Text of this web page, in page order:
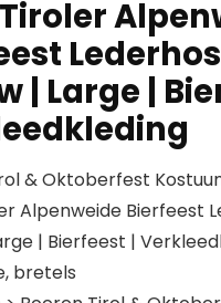
| Large |
& Oktoberfest
Alpenweide Bierfeest
| Bierfeest |
bretels